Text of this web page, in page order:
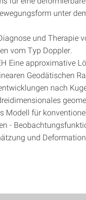
unter
und Therapie
vom Typ Doppler
Eine approximative
Geodätischen
nach
Modell für
-
und